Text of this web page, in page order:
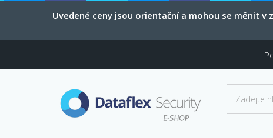
Uvedené ceny jsou orientační a mohou se měnit